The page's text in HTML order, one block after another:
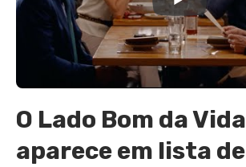
O Lado Bom da Vida
aparece em lista de